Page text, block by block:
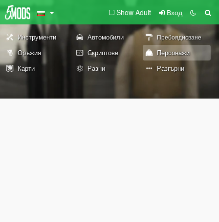
Show Adult Вход
Инструменти Автомобили Пребоядисване
Оръжия Скриптове
Персонажи
Карти
Разни Разгърни